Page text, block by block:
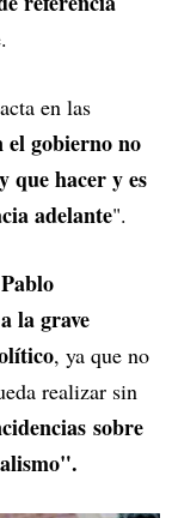
en las
el gobierno no
que hacer y es
adelante".
Pablo
la grave
, ya que no
realizar sin
sobre